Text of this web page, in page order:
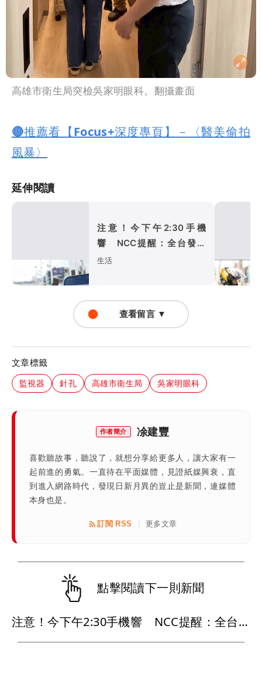
高雄市衛生局突檢吳家明眼科。翻攝畫面
🔴推薦看【Focus+深度專頁】－〈醫美偷拍
風暴〉
延伸閱讀
注意！今下午2:30手機
響 NCC提醒：全台發送
演習預告
生活
查看留言 ▼
文章標籤
監視器 針孔 高雄市衛生局 吳家明眼科
作者簡介 凃建豐
喜歡聽故事，聽說了，就想分享給更多人，讓大家有一
起前進的勇氣。一直待在平面媒體，見證紙媒興衰，直
到進入網路時代，發現日新月異的豈止是新聞，連媒體
本身也是。
訂閱 RSS 更多文章
點擊閱讀下一則新聞
注意！今下午2:30手機響 NCC提醒：全台發送演習預告